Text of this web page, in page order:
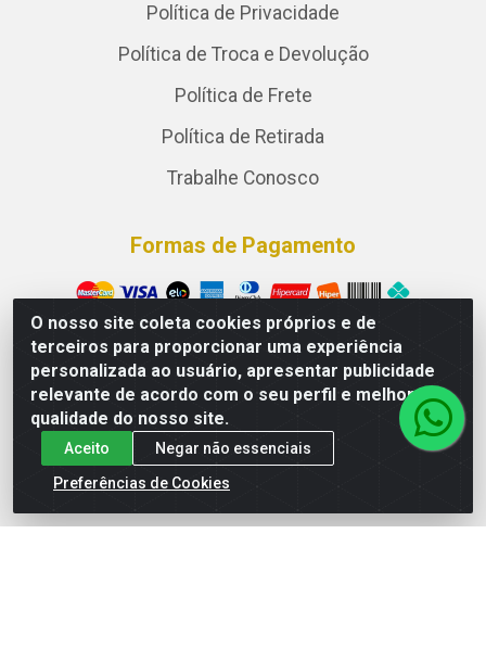
O nosso site coleta cookies próprios e de
terceiros para proporcionar uma experiência
personalizada ao usuário, apresentar publicidade
relevante de acordo com o seu perfil e melhorar a
qualidade do nosso site.
Aceito
Negar não essenciais
Preferências de Cookies
Política de Privacidade
Política de Troca e Devolução
Política de Frete
Política de Retirada
Trabalhe Conosco
Formas de Pagamento
Site Seguro
Baixe o APP da PneuBras